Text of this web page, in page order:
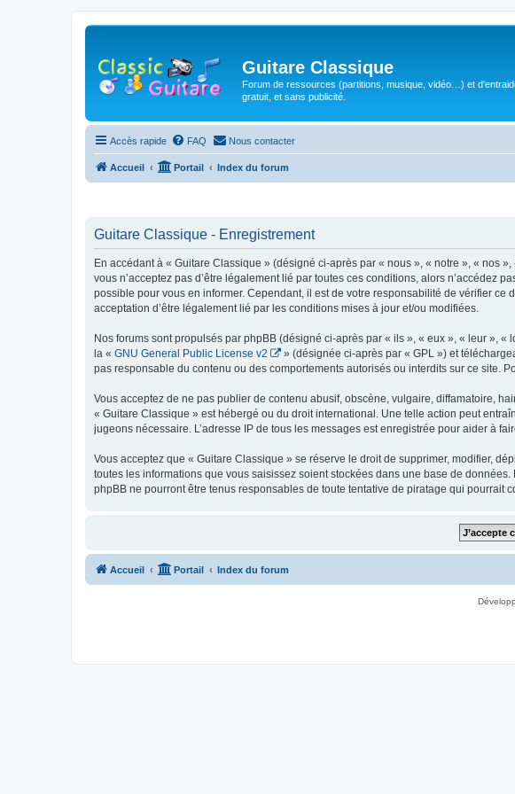
Guitare Classique
Forum de ressources (partitions, musique, vidéo…) et
gratuit, et sans publicité.
Accès rapide FAQ Nous contacter
Accueil Portail Index du forum
Guitare Classique - Enregistrement
En accédant à « Guitare Classique » (désigné ci-après par « nous », « notre », « nos
vous n’acceptez pas d’être légalement lié par toutes ces conditions, alors n’accédez
possible pour vous en informer. Cependant, il est de votre responsabilité de vérifier
acceptation d’être légalement lié par les conditions mises à jour et/ou modifiées.
Nos forums sont propulsés par phpBB (désigné ci-après par « ils », « eux », « leur »,
la « GNU General Public License v2 » (désignée ci-après par « GPL ») et
pas responsable du contenu ou des comportements autorisés ou interdits sur ce site.
Vous acceptez de ne pas publier de contenu abusif, obscène, vulgaire, diffamatoire,
« Guitare Classique » est hébergé ou du droit international. Une telle action peut
jugeons nécessaire. L’adresse IP de tous les messages est enregistrée pour aider à
Vous acceptez que « Guitare Classique » se réserve le droit de supprimer, modifier,
toutes les informations que vous saisissez soient stockées dans une base de
phpBB ne pourront être tenus responsables de toute tentative de piratage qui pourrait
Accueil Portail Index du forum